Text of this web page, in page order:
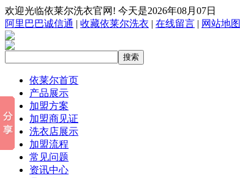
欢迎光临依莱尔洗衣官网! 今天是2026年08月07日
阿里巴巴诚信通 | 收藏依莱尔洗衣 | 在线留言 | 网站地图
依莱尔首页
产品展示
加盟方案
加盟商见证
洗衣店展示
加盟流程
常见问题
资讯中心